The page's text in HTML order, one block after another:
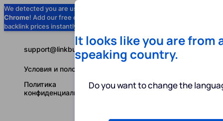
We detected you are using
Chrome! Add our free extension to check
backlink prices instantly as you browse.
support@linkbuilder.com
Условия и положения
Политика
конфиденциальности
It looks like you are from
speaking country.
Do you want to change the